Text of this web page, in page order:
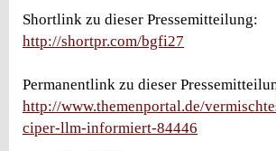
Shortlink zu dieser Pressemitteilung:
http://shortpr.com/bgfi27
Permanentlink zu dieser
http://www.themenportal.de/
ciper-llm-informiert-84446